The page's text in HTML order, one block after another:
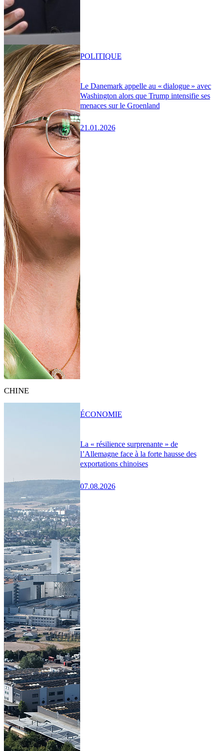
Le Danemark appelle au « dialogue » avec
Washington alors que Trump intensifie ses
menaces sur le Groenland
21.01.2026
POLITIQUE
CHINE
La « résilience surprenante » de
l’Allemagne face à la forte hausse des
exportations chinoises
07.08.2026
ÉCONOMIE